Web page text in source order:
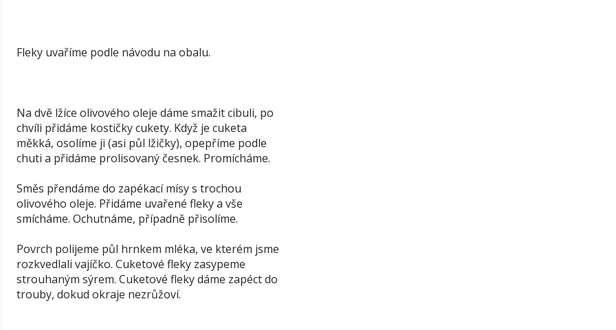
Fleky uvaříme podle návodu na obalu.
Na dvě lžíce olivového oleje dáme smažit cibuli, po
chvíli přidáme kostičky cukety. Když je cuketa
měkká, osolíme ji (asi půl lžičky), opepříme podle
chuti a přidáme prolisovaný česnek. Promícháme.
Směs přendáme do zapékací mísy s trochou
olivového oleje. Přidáme uvařené fleky a vše
smícháme. Ochutnáme, případně přisolíme.
Povrch polijeme půl hrnkem mléka, ve kterém jsme
rozkvedlali vajíčko. Cuketové fleky zasypeme
strouhaným sýrem. Cuketové fleky dáme zapéct do
trouby, dokud okraje nezrůžoví.